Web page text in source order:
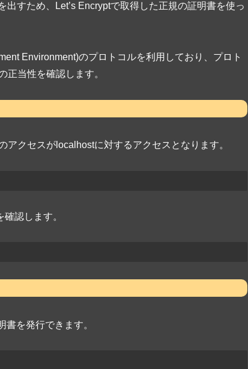
すため、Let’s Encryptで取得した正規の証明書を使っ
Environment)のプロトコルを利用しており、プロト
正当性を確認します。
クセスがlocalhostに対するアクセスとなります。
認します。
書を発行できます。